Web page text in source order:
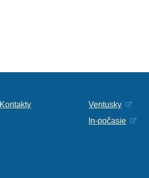
Kontakty
Ventusky
In-počasie